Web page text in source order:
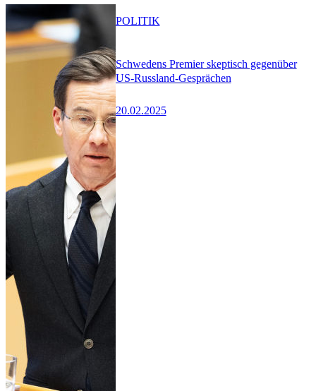
Schwedens Premier skeptisch gegenüber
US-Russland-Gesprächen
20.02.2025
POLITIK